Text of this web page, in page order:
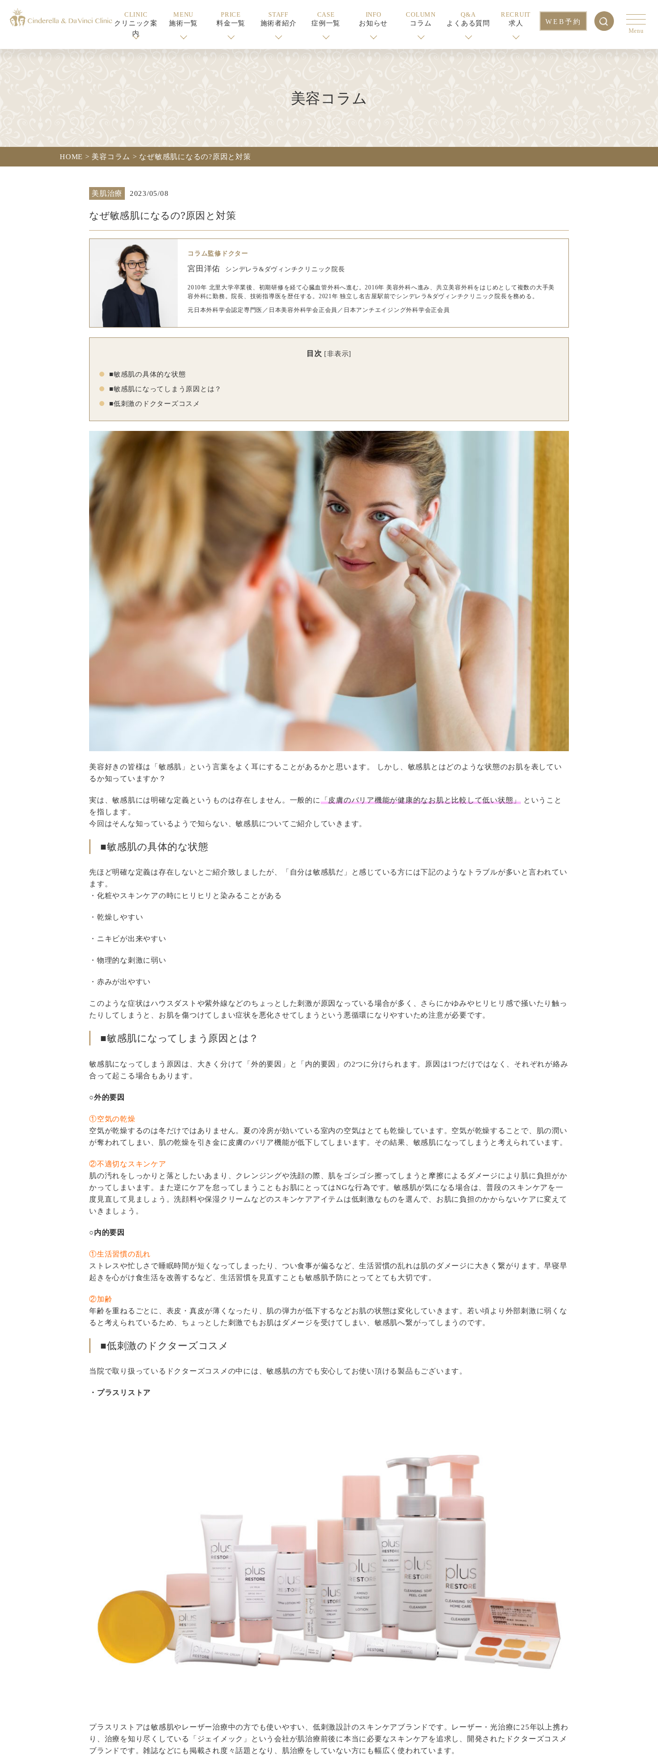
CLINIC
クリニック案
内
MENU
施術一覧
PRICE
料金一覧
STAFF
施術者紹介
CASE
症例一覧
INFO
お知らせ
COLUMN
コラム
Q&A
よくある質問
RECRUIT
求人
WEB予約
Menu
美容コラム
HOME > 美容コラム > なぜ敏感肌になるの?原因と対策
美肌治療 2023/05/08
なぜ敏感肌になるの?原因と対策
コラム監修ドクター
宮田洋佑 シンデレラ&ダヴィンチクリニック院長
2010年 北里大学卒業後、初期研修を経て心臓血管外科へ進む。2016年 美容外科へ進み、共立美容外科をはじめとして複数の大手美
容外科に勤務。院長、技術指導医を歴任する。2021年 独立し名古屋駅前でシンデレラ&ダヴィンチクリニック院長を務める。
元日本外科学会認定専門医／日本美容外科学会正会員／日本アンチエイジング外科学会正会員
目次 [非表示]
■敏感肌の具体的な状態
■敏感肌になってしまう原因とは？
■低刺激のドクターズコスメ
美容好きの皆様は「敏感肌」という言葉をよく耳にすることがあるかと思います。 しかし、敏感肌とはどのような状態のお肌を表してい
るか知っていますか？
実は、敏感肌には明確な定義というものは存在しません。一般的に「皮膚のバリア機能が健康的なお肌と比較して低い状態」 ということ
を指します。
今回はそんな知っているようで知らない、敏感肌についてご紹介していきます。
■敏感肌の具体的な状態
先ほど明確な定義は存在しないとご紹介致しましたが、「自分は敏感肌だ」と感じている方には下記のようなトラブルが多いと言われてい
ます。
・化粧やスキンケアの時にヒリヒリと染みることがある
・乾燥しやすい
・ニキビが出来やすい
・物理的な刺激に弱い
・赤みが出やすい
このような症状はハウスダストや紫外線などのちょっとした刺激が原因なっている場合が多く、さらにかゆみやヒリヒリ感で掻いたり触っ
たりしてしまうと、お肌を傷つけてしまい症状を悪化させてしまうという悪循環になりやすいため注意が必要です。
■敏感肌になってしまう原因とは？
敏感肌になってしまう原因は、大きく分けて「外的要因」と「内的要因」の2つに分けられます。原因は1つだけではなく、それぞれが絡み
合って起こる場合もあります。
○外的要因
①空気の乾燥
空気が乾燥するのは冬だけではありません。夏の冷房が効いている室内の空気はとても乾燥しています。空気が乾燥することで、肌の潤い
が奪われてしまい、肌の乾燥を引き金に皮膚のバリア機能が低下してしまいます。その結果、敏感肌になってしまうと考えられています。
②不適切なスキンケア
肌の汚れをしっかりと落としたいあまり、クレンジングや洗顔の際、肌をゴシゴシ擦ってしまうと摩擦によるダメージにより肌に負担がか
かってしまいます。また逆にケアを怠ってしまうこともお肌にとってはNGな行為です。敏感肌が気になる場合は、普段のスキンケアを一
度見直して見ましょう。洗顔料や保湿クリームなどのスキンケアアイテムは低刺激なものを選んで、お肌に負担のかからないケアに変えて
いきましょう。
○内的要因
①生活習慣の乱れ
ストレスや忙しさで睡眠時間が短くなってしまったり、つい食事が偏るなど、生活習慣の乱れは肌のダメージに大きく繋がります。早寝早
起きを心がけ食生活を改善するなど、生活習慣を見直すことも敏感肌予防にとってとても大切です。
②加齢
年齢を重ねるごとに、表皮・真皮が薄くなったり、肌の弾力が低下するなどお肌の状態は変化していきます。若い頃より外部刺激に弱くな
ると考えられているため、ちょっとした刺激でもお肌はダメージを受けてしまい、敏感肌へ繋がってしまうのです。
■低刺激のドクターズコスメ
当院で取り扱っているドクターズコスメの中には、敏感肌の方でも安心してお使い頂ける製品もございます。
・プラスリストア
プラスリストアは敏感肌やレーザー治療中の方でも使いやすい、低刺激設計のスキンケアブランドです。レーザー・光治療に25年以上携わ
り、治療を知り尽くしている「ジェイメック」という会社が肌治療前後に本当に必要なスキンケアを追求し、開発されたドクターズコスメ
ブランドです。雑誌などにも掲載され度々話題となり、肌治療をしていない方にも幅広く使われています。